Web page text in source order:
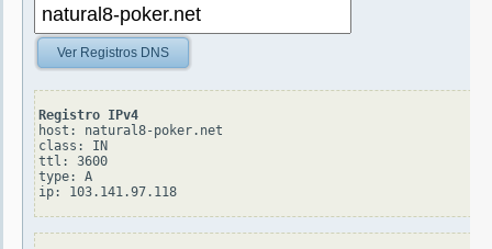
Ver Registros DNS
Registro IPv4
host: natural8-poker.net
class: IN
ttl: 3600
type: A